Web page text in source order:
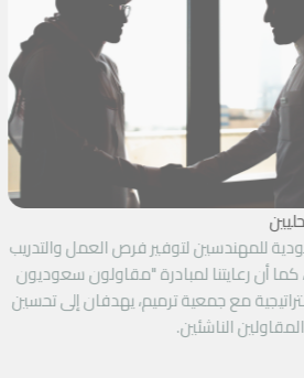
للمهندسين لتوفير فرص العمل والتدريب
أن رعايتنا لمبادرة "مقاولون سعوديون
مع جمعية ترميم، يهدفان إلى تحسين
الناشئين.